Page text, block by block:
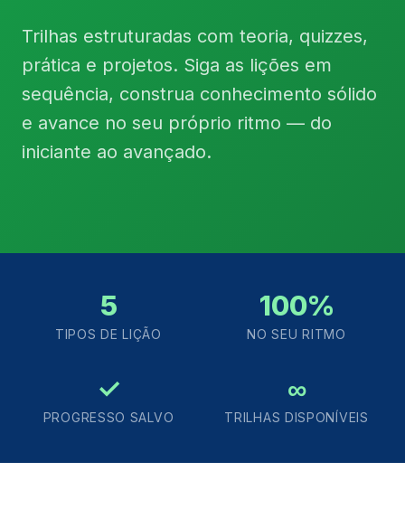
Trilhas estruturadas com teoria, quizzes,
prática e projetos. Siga as lições em
sequência, construa conhecimento sólido
e avance no seu próprio ritmo — do
iniciante ao avançado.
5
TIPOS DE LIÇÃO
100%
NO SEU RITMO
✓
PROGRESSO SALVO
∞
TRILHAS DISPONÍVEIS